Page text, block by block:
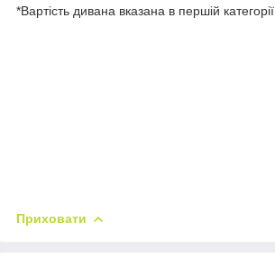
*Вартість дивана вказана в першій категорії
Приховати